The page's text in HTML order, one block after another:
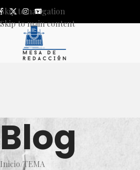
Skip to navigation
Skip to main content
Blog
Inicio TEMA